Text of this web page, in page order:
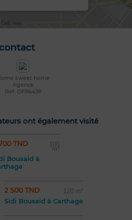
sweet home
Agence
Réf: OF86438
ont également visité
TND 100
m²
Bousaid à
2 500 TND 120 m²
Sidi Bousaid à Carthage